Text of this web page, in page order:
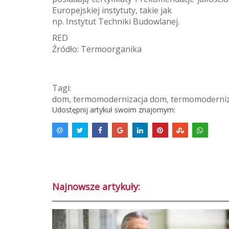
Europejskiej instytuty, takie jak
np. Instytut Techniki Budowlanej.
RED
Źródło: Termoorganika
Tagi:
dom, termomodernizacja dom,
Udostępnij artykuł swoim znajomym:
Najnowsze artykuły: